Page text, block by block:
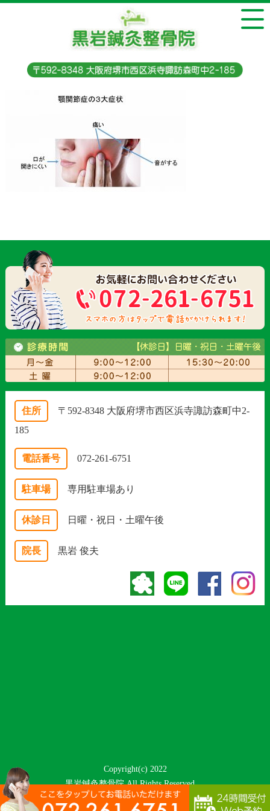
住所
〒592-8348 大阪府堺市西区浜寺諏訪森町中2-
185
電話番号 072-261-6751
駐車場 専用駐車場あり
休診日 日曜・祝日・土曜午後
院長 黒岩 俊夫
Copyright(c) 2022
黒岩鍼灸整骨院 All Rights Reserved.
プライバシーポリシー 特定商取引法に基づく表記 powered by ラポールスタイル